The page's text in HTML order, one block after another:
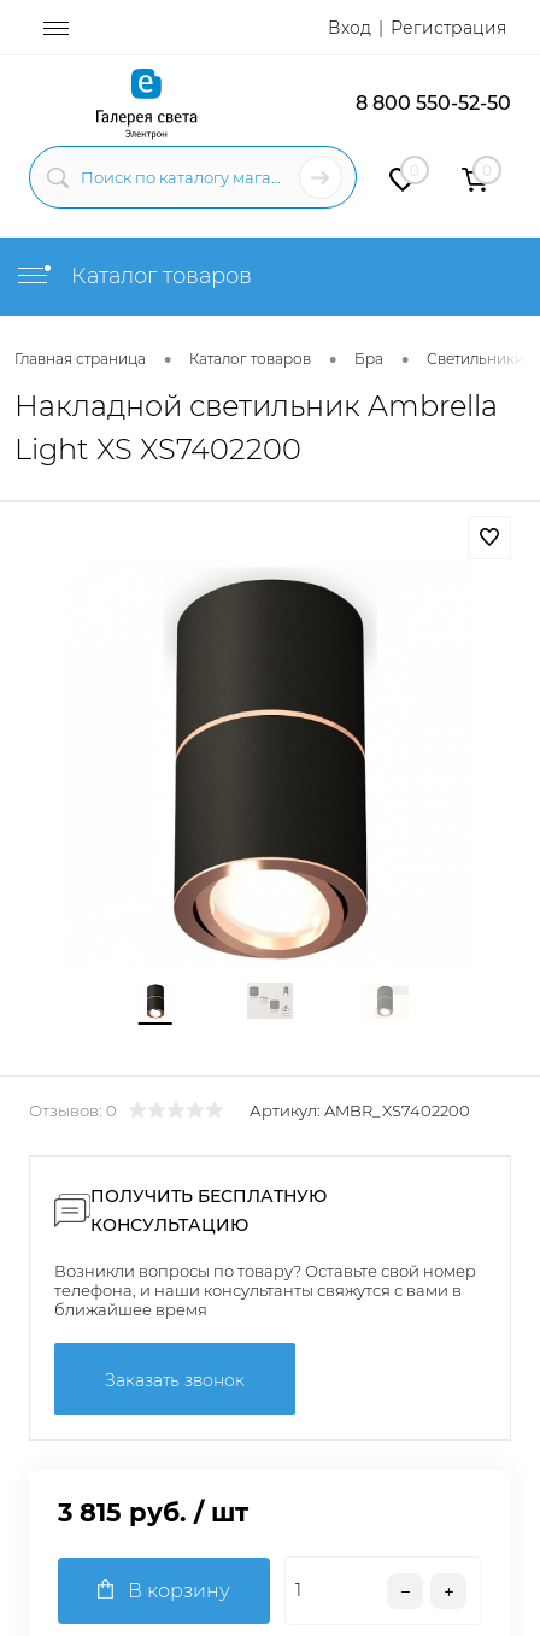
Вход Регистрация
8 800 550-52-50
0 0
Каталог товаров
Главная страница • Каталог товаров • Бра • Светильники
Накладной светильник Ambrella
Light XS XS7402200
Отзывов: 0 Артикул: AMBR_XS7402200
ПОЛУЧИТЬ БЕСПЛАТНУЮ
КОНСУЛЬТАЦИЮ
Возникли вопросы по товару? Оставьте свой номер
телефона, и наши консультанты свяжутся с вами в
ближайшее время
Заказать звонок
3 815 руб. / шт
В корзину